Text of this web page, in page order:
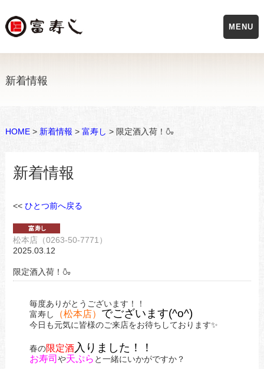
新着情報
HOME> 新着情報 > 富寿し > 限定酒入荷！🍶
新着情報
<< ひとつ前へ戻る
松本店（0263-50-7771）
2025.03.12
限定酒入荷！🍶
毎度ありがとうございます！！
富寿し
（松本店） でございます(^o^)
今日も元気に皆様のご来店をお待ちしております✨
春の限定酒入りました！！
お寿司や天ぷら と一緒にいかがですか？
MENU